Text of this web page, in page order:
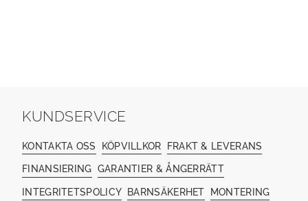
KUNDSERVICE
KONTAKTA OSS KÖPVILLKOR FRAKT & LEVERANS
FINANSIERING GARANTIER & ÅNGERRÄTT
INTEGRITETSPOLICY BARNSÄKERHET MONTERING